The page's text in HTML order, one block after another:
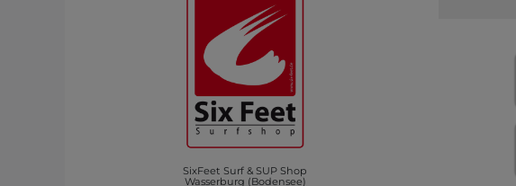
SixFeet Surf & SUP Shop
Wasserburg (Bodensee)